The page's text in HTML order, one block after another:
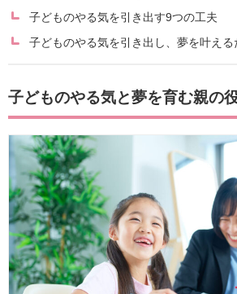
子どものやる気を引き出す9つの工夫
子どものやる気を引き出し、夢を叶える
子どものやる気と夢を育む親の